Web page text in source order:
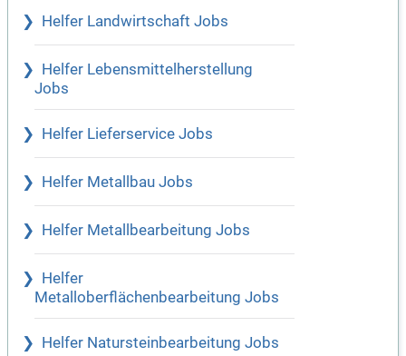
Helfer Landwirtschaft Jobs
Helfer Lebensmittelherstellung
Jobs
Helfer Lieferservice Jobs
Helfer Metallbau Jobs
Helfer Metallbearbeitung Jobs
Helfer
Metalloberflächenbearbeitung Jobs
Helfer Natursteinbearbeitung Jobs